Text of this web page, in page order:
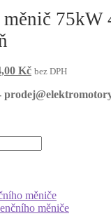
měnič
KčAktuální
je:
bez DPH
měniče
měniče